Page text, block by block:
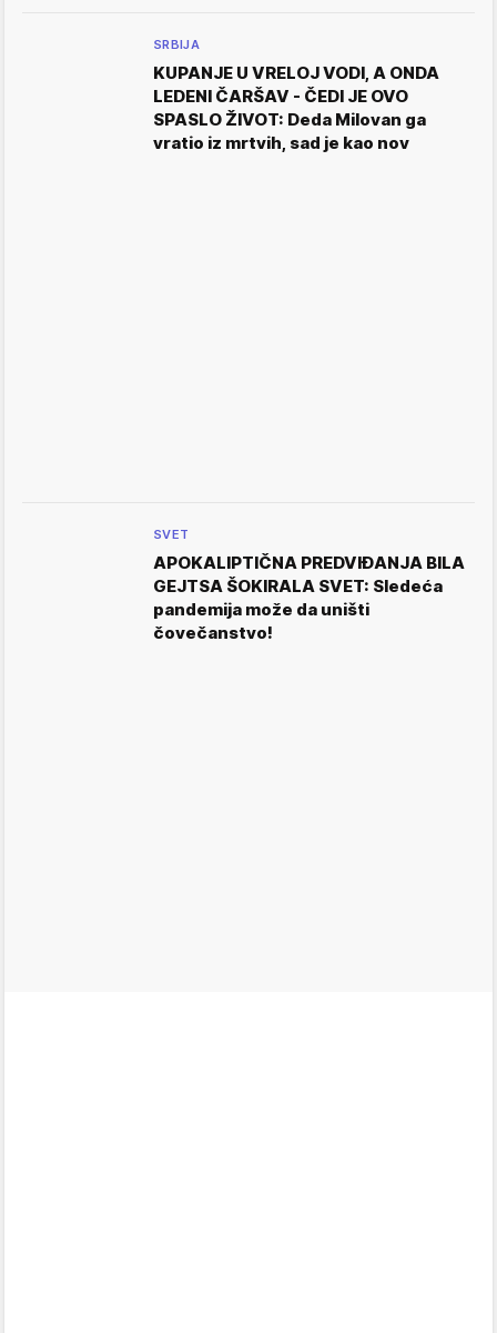
SRBIJA
KUPANJE U VRELOJ VODI, A ONDA
LEDENI ČARŠAV - ČEDI JE OVO
SPASLO ŽIVOT: Deda Milovan ga
vratio iz mrtvih, sad je kao nov
SVET
APOKALIPTIČNA PREDVIĐANJA BILA
GEJTSA ŠOKIRALA SVET: Sledeća
pandemija može da uništi
čovečanstvo!